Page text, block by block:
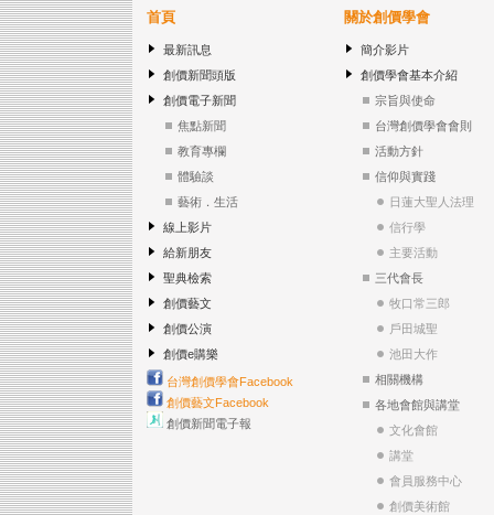
首頁
最新訊息
創價新聞頭版
創價電子新聞
焦點新聞
教育專欄
體驗談
藝術．生活
線上影片
給新朋友
聖典檢索
創價藝文
創價公演
創價e購樂
台灣創價學會Facebook
創價藝文Facebook
創價新聞電子報
關於創價學會
簡介影片
創價學會基本介紹
宗旨與使命
台灣創價學會會則
活動方針
信仰與實踐
日蓮大聖人法理
信行學
主要活動
三代會長
牧口常三郎
戶田城聖
池田大作
相關機構
各地會館與講堂
文化會館
講堂
會員服務中心
創價美術館